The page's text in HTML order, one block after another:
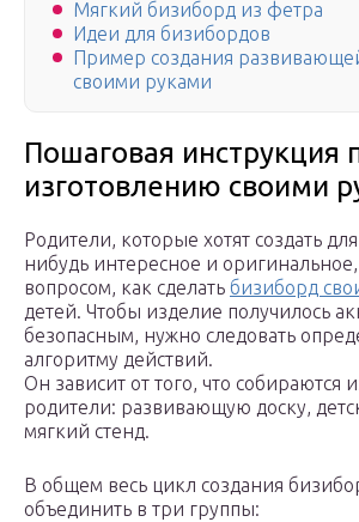
Мягкий бизиборд из фетра
Идеи для бизибордов
Пример создания
своими руками
Пошаговая инструкция
изготовлению своими
Родители, которые хотят создать
нибудь интересное и оригинальное,
вопросом, как сделать бизиборд
детей. Чтобы изделие получилось
безопасным, нужно следовать
алгоритму действий.
Он зависит от того, что собираются
родители: развивающую доску,
мягкий стенд.
В общем весь цикл создания
объединить в три группы: